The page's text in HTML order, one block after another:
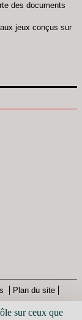
sur ceux que
des documents
jeux conçus sur
Plan du site